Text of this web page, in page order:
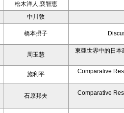
松木洋人,裵智恵
中川敦
橋本摂子
周玉慧
東亜世界中的日
施利平
Comparative
石原邦夫
Comparative